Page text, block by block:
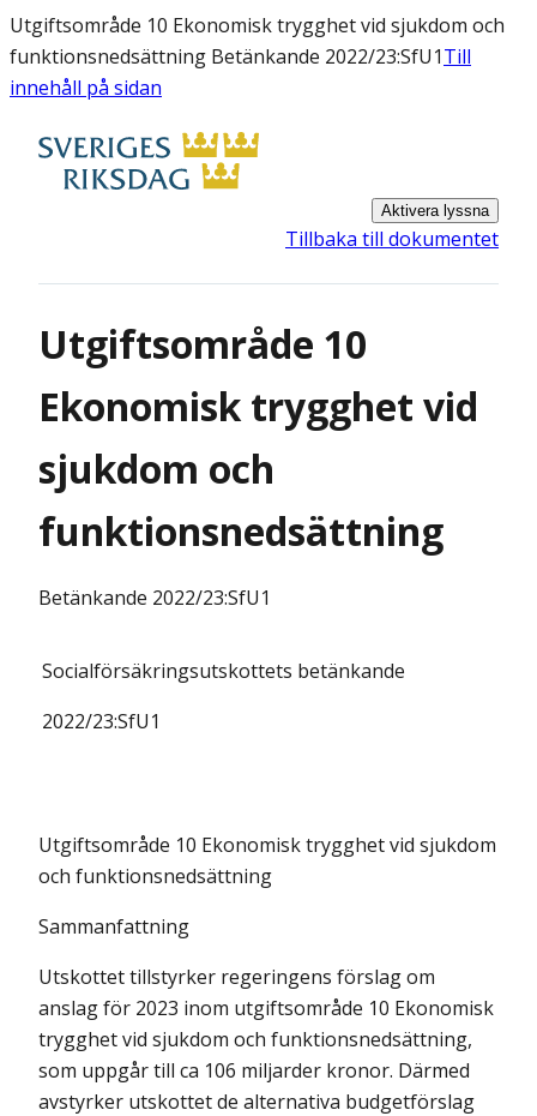
Utgiftsområde 10 Ekonomisk trygghet vid sjukdom och
funktionsnedsättning Betänkande 2022/23:SfU1Till
innehåll på sidan
Aktivera lyssna
Tillbaka till dokumentet
Utgiftsområde 10
Ekonomisk trygghet vid
sjukdom och
funktionsnedsättning
Betänkande 2022/23:SfU1
Socialförsäkringsutskottets betänkande
2022/23:SfU1
Utgiftsområde 10 Ekonomisk trygghet vid sjukdom
och funktionsnedsättning
Sammanfattning
Utskottet tillstyrker regeringens förslag om
anslag för 2023 inom utgifts­område 10 Ekonomisk
trygghet vid sjukdom och funktionsnedsättning,
som uppgår till ca 106 miljarder kronor. Därmed
avstyrker utskottet de alterna­tiva budgetförslag